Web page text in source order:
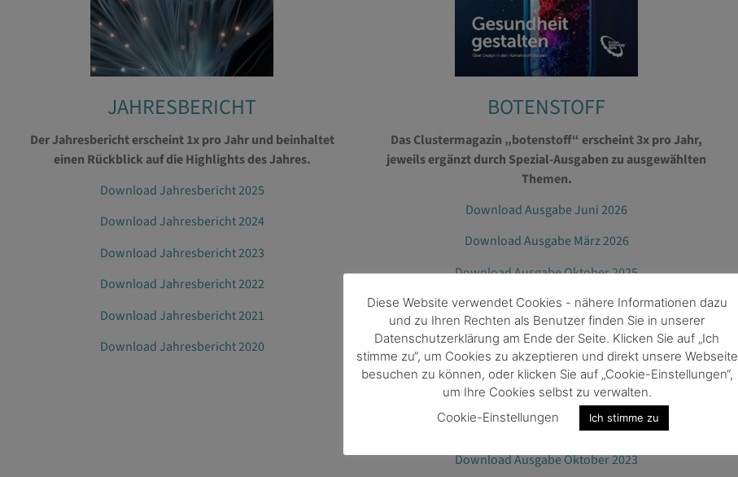
JAHRESBERICHT
Der Jahresbericht erscheint 1x pro Jahr und beinhaltet
einen Rückblick auf die Highlights des Jahres.
Download Jahresbericht 2025
Download Jahresbericht 2024
Download Jahresbericht 2023
Download Jahresbericht 2022
Download Jahresbericht 2021
Download Jahresbericht 2020
BOTENSTOFF
Das Clustermagazin „botenstoff“ erscheint 3x pro Jahr,
jeweils ergänzt durch Spezial-Ausgaben zu ausgewählten
Themen.
Download Ausgabe Juni 2026
Download Ausgabe März 2026
Download Ausgabe Oktober 2025
Download Ausgabe Juni 2025
Download Ausgabe März 2025
Download Ausgabe Oktober 2024
Download Ausgabe April 2024
Download Ausgabe Februar 2024
Download Ausgabe Oktober 2023
Diese Website verwendet Cookies - nähere Informationen dazu
und zu Ihren Rechten als Benutzer finden Sie in unserer
Datenschutzerklärung am Ende der Seite. Klicken Sie auf „Ich
stimme zu“, um Cookies zu akzeptieren und direkt unsere Webseite
besuchen zu können, oder klicken Sie auf „Cookie-Einstellungen“,
um Ihre Cookies selbst zu verwalten.
Cookie-Einstellungen
Ich stimme zu